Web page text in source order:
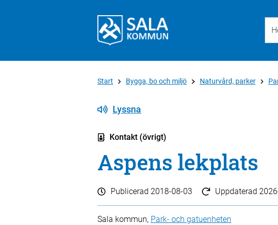
Start Bygga, bo och miljö Naturvård, parker
Lyssna
Kontakt (övrigt)
Aspens lekplats
Publicerad 2018-08-03 Uppdaterad
Sala kommun, Park- och gatuenheten